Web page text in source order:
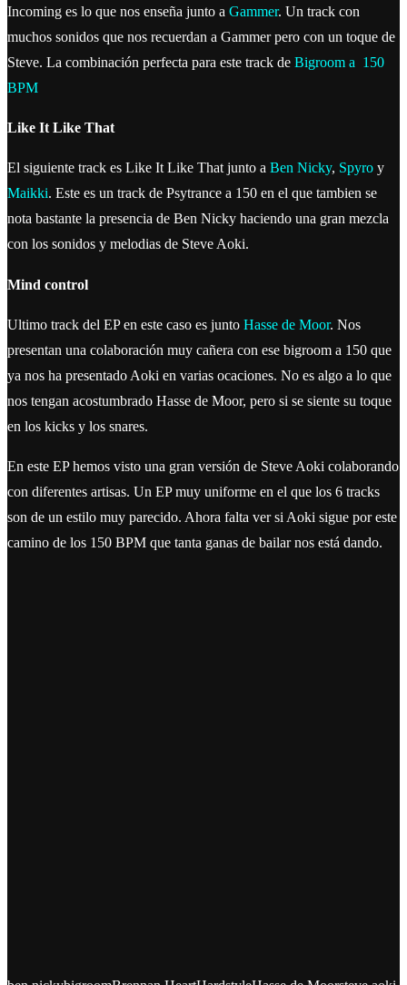
Incoming es lo que nos enseña junto a Gammer. Un track con
muchos sonidos que nos recuerdan a Gammer pero con un toque de
Steve. La combinación perfecta para este track de Bigroom a 150
BPM
Like It Like That
El siguiente track es Like It Like That junto a Ben Nicky, Spyro y
Maikki. Este es un track de Psytrance a 150 en el que tambien se
nota bastante la presencia de Ben Nicky haciendo una gran mezcla
con los sonidos y melodias de Steve Aoki.
Mind control
Ultimo track del EP en este caso es junto Hasse de Moor. Nos
presentan una colaboración muy cañera con ese bigroom a 150 que
ya nos ha presentado Aoki en varias ocaciones. No es algo a lo que
nos tengan acostumbrado Hasse de Moor, pero si se siente su toque
en los kicks y los snares.
En este EP hemos visto una gran versión de Steve Aoki colaborando
con diferentes artisas. Un EP muy uniforme en el que los 6 tracks
son de un estilo muy parecido. Ahora falta ver si Aoki sigue por este
camino de los 150 BPM que tanta ganas de bailar nos está dando.